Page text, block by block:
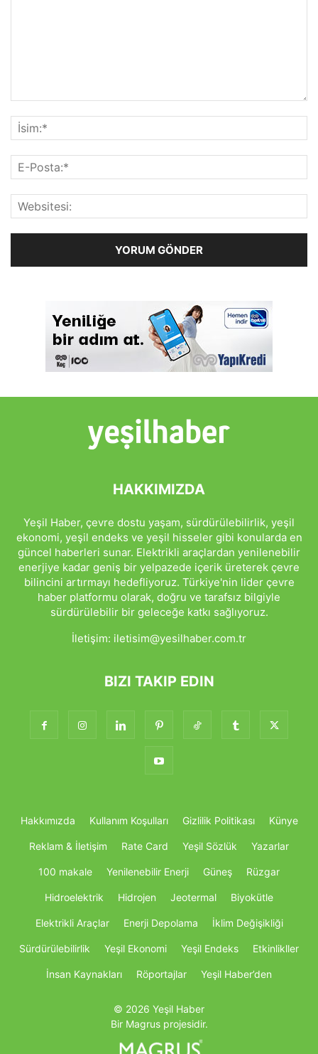
HAKKIMIZDA
Yeşil Haber, çevre dostu yaşam, sürdürülebilirlik, yeşil
ekonomi, yeşil endeks ve yeşil hisseler gibi konularda en
güncel haberleri sunar. Elektrikli araçlardan yenilenebilir
enerjiye kadar geniş bir yelpazede içerik üreterek çevre
bilincini artırmayı hedefliyoruz. Türkiye'nin lider çevre
haber platformu olarak, doğru ve tarafsız bilgiyle
sürdürülebilir bir geleceğe katkı sağlıyoruz.
İletişim: iletisim@yesilhaber.com.tr
BIZI TAKIP EDIN
Hakkımızda Kullanım Koşulları Gizlilik Politikası Künye
Reklam & İletişim Rate Card Yeşil Sözlük Yazarlar
100 makale Yenilenebilir Enerji Güneş Rüzgar
Hidroelektrik Hidrojen Jeotermal Biyokütle
Elektrikli Araçlar Enerji Depolama İklim Değişikliği
Sürdürülebilirlik Yeşil Ekonomi Yeşil Endeks Etkinlikller
İnsan Kaynakları Röportajlar Yeşil Haber’den
© 2026 Yeşil Haber
Bir Magrus projesidir.